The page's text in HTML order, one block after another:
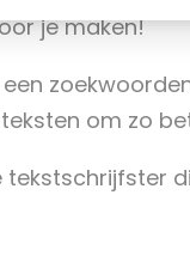
je maken!
om zo